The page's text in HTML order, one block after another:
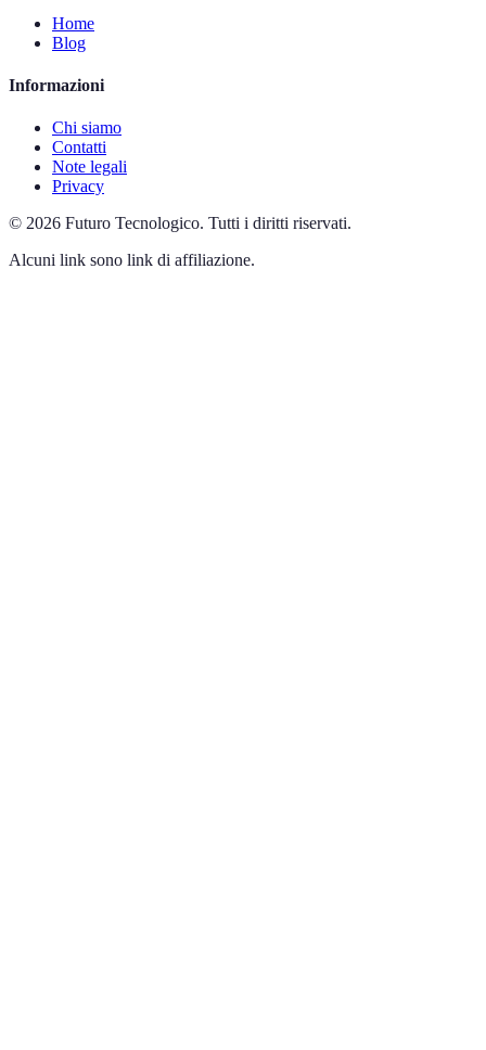
Home
Blog
Informazioni
Chi siamo
Contatti
Note legali
Privacy
© 2026 Futuro Tecnologico. Tutti i diritti riservati.
Alcuni link sono link di affiliazione.